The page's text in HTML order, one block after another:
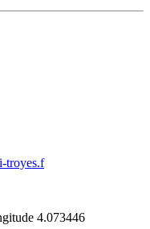
troyes.f
4.073446